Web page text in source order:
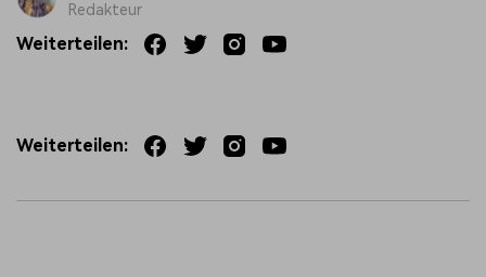
Redakteur
Weiterteilen:
Weiterteilen: